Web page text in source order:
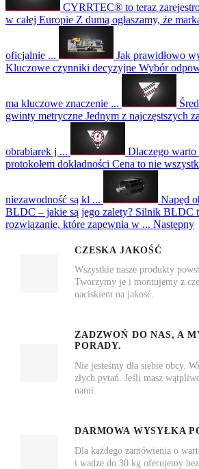
CYRRTEC® to teraz
w całej Europie Z dumą ogłaszamy, że
oficjalnie ...
Jak prawidłowo
Kluczowe czynniki decyzyjne Wybór
ma kluczowe znaczenie ...
gwinty metryczne Jednym z najczęstszych
obrabiarek j ...
Dlaczego warto
protokołem dokładności Cena to nie
niezawodność są kl ...
Napęd
BLDC – jakie są jego zalety? Silnik BLDC
rozwiązanie, które zapewnia w ... Następny
CZESKA JAKOŚĆ
Wszystkie nasze produkty
Tworzymy je i montujemy z
naciskiem na jakość.
ZADZWOŃ DO NAS, A
PORADY.
Nie jesteśmy dla siebie obcy.
złych pytań. Jeśli masz
nami.
DARMOWA WYSYŁKA
Dla każdego zamówienia o
i wadze do 30 kg oferujemy